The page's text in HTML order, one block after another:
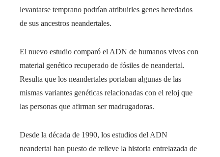
levantarse temprano podrían atribuirles genes heredados
de sus ancestros neandertales.
El nuevo estudio comparó el ADN de humanos vivos con
material genético recuperado de fósiles de neandertal.
Resulta que los neandertales portaban algunas de las
mismas variantes genéticas relacionadas con el reloj que
las personas que afirman ser madrugadoras.
Desde la década de 1990, los estudios del ADN
neandertal han puesto de relieve la historia entrelazada de